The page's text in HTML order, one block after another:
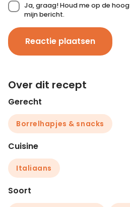
Ja, graag! Houd me op de
mijn bericht.
Reactie plaatsen
Over dit recept
Gerecht
Borrelhapjes & snacks
Cuisine
Italiaans
Soort